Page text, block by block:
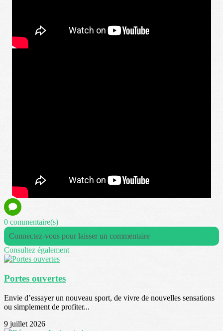
0 commentaire(s)
Connectez-vous pour laisser un commentaire
Consultez également
Portes ouvertes
Envie d’essayer un nouveau sport, de vivre de nouvelles sensations
ou simplement de profiter...
9 juillet 2026